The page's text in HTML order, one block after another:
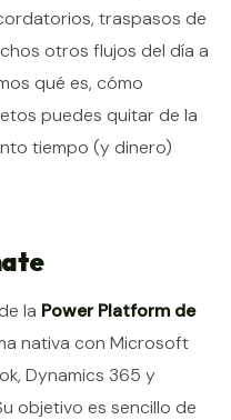
traspasos de
otros flujos del día a
qué es, cómo
puedes quitar de la
tiempo (y dinero)
la Power Platform de
nativa con Microsoft
Dynamics 365 y
objetivo es sencillo de